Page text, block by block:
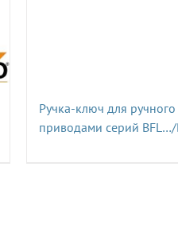
Ручка-ключ для
приводами серий